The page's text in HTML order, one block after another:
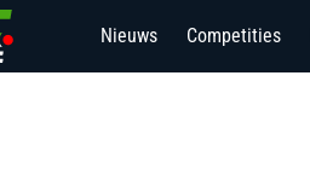
Nieuws Competities